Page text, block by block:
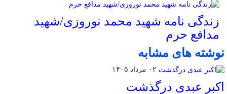
زندگی نامه شهید محمد نوروزی/شهید
مدافع حرم
نوشته های مشابه
۰۲ مرداد ۱۴۰۵
اکبر عبدی درگذشت